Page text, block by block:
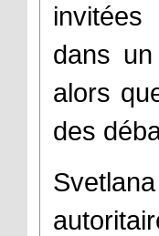
invitées
dans
alors
des